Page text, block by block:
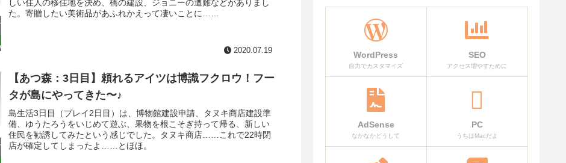
しい住人の移住地を決め、橋の建設、ジョニーの遭難などがありまし
た。寄贈したい美術品があふれかえって凄いことに……
2020.07.19
【あつ森：3日目】頼れるアイツは博識フクロウ！フー
タが島にやってきた〜♪
島生活3日目（プレイ2日目）は、博物館建設申請、タヌキ商店建設準
備、ゆうたろうをいじめて遊ぶ、果物を根こそぎ持って帰る、新しい
住民を勧誘してみたという感じでした。タヌキ商店……これで22時閉
店が確定してしまったよ……とほほ。
WordPress
自力でカスタマイズ
SEO
アクセス増やすために
AdSense
なかなかどうして
PC
うちはMacだよ